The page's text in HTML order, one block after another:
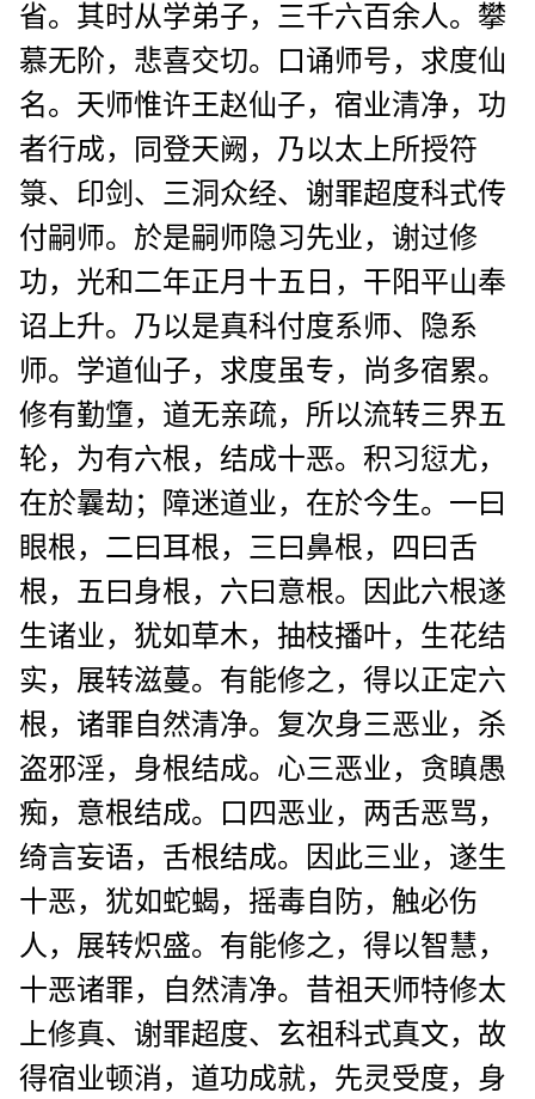
省。其时从学弟子，三千六百余人。攀
慕无阶，悲喜交切。口诵师号，求度仙
名。天师惟许王赵仙子，宿业清净，功
者行成，同登天阙，乃以太上所授符
箓、印剑、三洞众经、谢罪超度科式传
付嗣师。於是嗣师隐习先业，谢过修
功，光和二年正月十五日，干阳平山奉
诏上升。乃以是真科付度系师、隐系
师。学道仙子，求度虽专，尚多宿累。
修有勤墯，道无亲疏，所以流转三界五
轮，为有六根，结成十恶。积习愆尤，
在於曩劫；障迷道业，在於今生。一曰
眼根，二曰耳根，三曰鼻根，四曰舌
根，五曰身根，六曰意根。因此六根遂
生诸业，犹如草木，抽枝播叶，生花结
实，展转滋蔓。有能修之，得以正定六
根，诸罪自然清净。复次身三恶业，杀
盗邪淫，身根结成。心三恶业，贪瞋愚
痴，意根结成。口四恶业，两舌恶骂，
绮言妄语，舌根结成。因此三业，遂生
十恶，犹如蛇蝎，摇毒自防，触必伤
人，展转炽盛。有能修之，得以智慧，
十恶诸罪，自然清净。昔祖天师特修太
上修真、谢罪超度、玄祖科式真文，故
得宿业顿消，道功成就，先灵受度，身